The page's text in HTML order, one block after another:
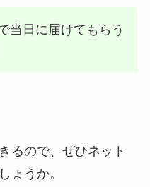
当日に届けてもらう
るので、ぜひネット
ょうか。